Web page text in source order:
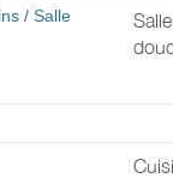
/ Salle